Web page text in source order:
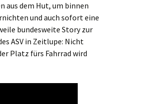
aus dem Hut, um binnen
und auch sofort eine
bundesweite Story zur
ASV in Zeitlupe: Nicht
Platz fürs Fahrrad wird